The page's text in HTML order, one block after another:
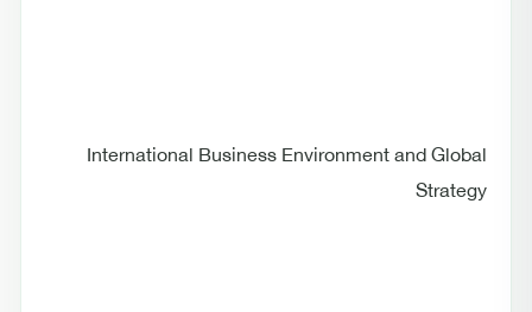
International Business Environment and Global
Strategy